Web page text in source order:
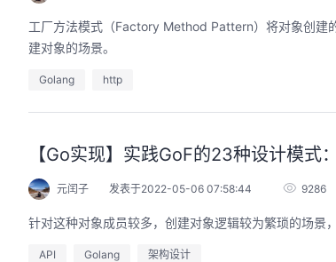
工厂方法模式（Factory Method Pattern）将对象创建
建对象的场景。
Golang http
【Go实现】实践GoF的23种设计模式
元闰子 发表于2022-05-06 07:58:44 9286
针对这种对象成员较多，创建对象逻辑较为繁琐的场景
API Golang 架构设计